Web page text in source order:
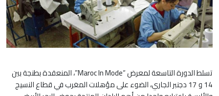
تسلط الدورة التاسعة لمعرض “Maroc In Mode”، المنعقدة بطنجة بين
14 و 17 دجنبر الجاري، الضوء على مؤهلات المغرب في قطاع النسيج